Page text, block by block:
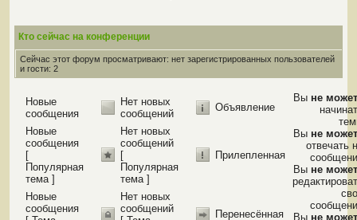
Кто сейчас на конференции
Сейчас этот форум просматривают: нет зарегистрированных пользователей
и гости: 2
Новые
сообщения
Нет новых
сообщений
Объявление
Новые
сообщения
[
Популярная
тема ]
Нет новых
сообщений
[
Популярная
тема ]
Прилепленная
Новые
сообщения
Нет новых
сообщений
Перенесённая
Вы не
Вы не
отвечать
Вы не
Вы не